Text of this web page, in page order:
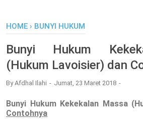
HOME › BUNYI HUKUM
Bunyi Hukum
(Hukum Lavoisier) dan
ByAfdhal Ilahi Jumat, 23 Maret 2018
Bunyi Hukum Kekekalan Massa
Contohnya